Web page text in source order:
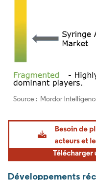
Image © Mordor Intelligence. La
Développements